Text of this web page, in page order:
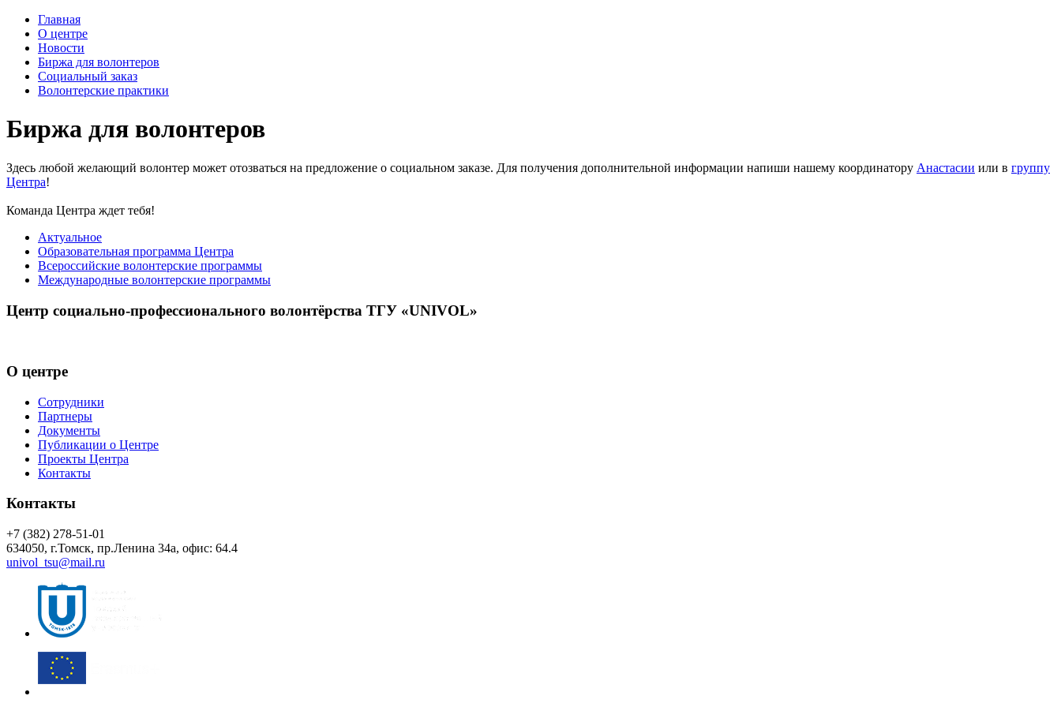
Главная
О центре
Новости
Биржа для волонтеров
Социальный заказ
Волонтерские практики
Биржа для волонтеров
Здесь любой желающий волонтер может отозваться на предложение о социальном заказе. Для получения дополнительной информации напиши нашему координатору Анастасии или в группу
Центра!
Команда Центра ждет тебя!
Актуальное
Образовательная программа Центра
Всероссийские волонтерские программы
Международные волонтерские программы
Центр социально-профессионального волонтёрства ТГУ «UNIVOL»
О центре
Сотрудники
Партнеры
Документы
Публикации о Центре
Проекты Центра
Контакты
Контакты
+7 (382) 278-51-01
634050, г.Томск, пр.Ленина 34а, офис: 64.4
univol_tsu@mail.ru